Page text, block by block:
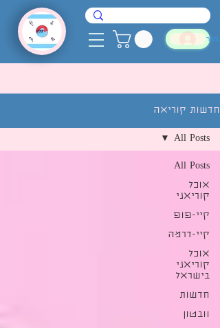
חדשות קוריאה
All Posts
אוכל
קוריאני
קיי-פופ
קיי-דרמה
אוכל
קוריאני
בישראל
חדשות
וובטון
All Posts